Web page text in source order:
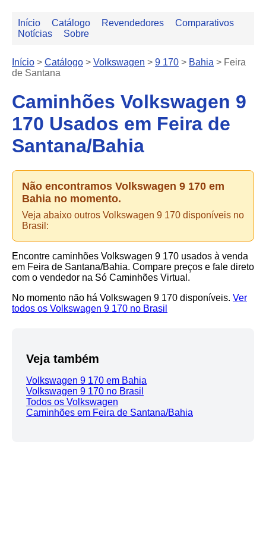
Início Catálogo Revendedores
Comparativos
Notícias
Sobre
Início > Catálogo > Volkswagen > 9 170 > Bahia > Feira
de Santana
Caminhões Volkswagen 9
170 Usados em Feira de
Santana/Bahia
Não encontramos Volkswagen 9 170 em
Bahia no momento.
Veja abaixo outros Volkswagen 9 170 disponíveis no
Brasil:
Encontre caminhões Volkswagen 9 170 usados à venda
em Feira de Santana/Bahia. Compare preços e fale direto
com o vendedor na Só Caminhões Virtual.
No momento não há Volkswagen 9 170 disponíveis. Ver
todos os Volkswagen 9 170 no Brasil
Veja também
Volkswagen 9 170 em Bahia
Volkswagen 9 170 no Brasil
Todos os Volkswagen
Caminhões em Feira de Santana/Bahia